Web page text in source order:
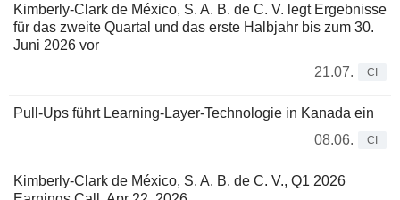
Kimberly-Clark de México, S. A. B. de C. V. legt Ergebnisse
für das zweite Quartal und das erste Halbjahr bis zum 30.
Juni 2026 vor
21.07.
CI
Pull-Ups führt Learning-Layer-Technologie in Kanada ein
08.06.
CI
Kimberly-Clark de México, S. A. B. de C. V., Q1 2026